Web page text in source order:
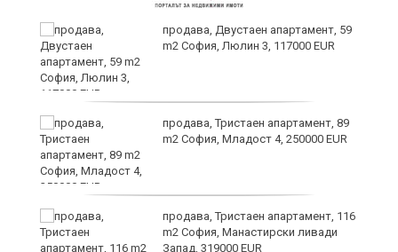
продава, Двустаен апартамент, 59
m2 София, Люлин 3, 117000 EUR
продава, Тристаен апартамент, 89
m2 София, Младост 4, 250000 EUR
продава, Тристаен апартамент, 116
m2 София, Манастирски ливади
Запад, 319000 EUR